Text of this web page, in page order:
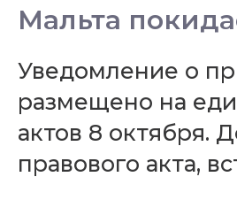
Мальта
Уведомление о
размещено на
актов 8 октября.
правового акта,